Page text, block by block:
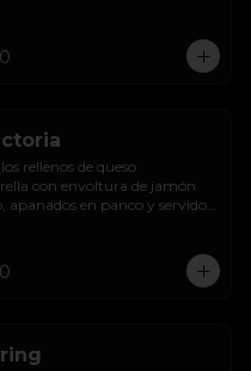
rellenos de queso
con envoltura de jamón
apanados en panco y servidos